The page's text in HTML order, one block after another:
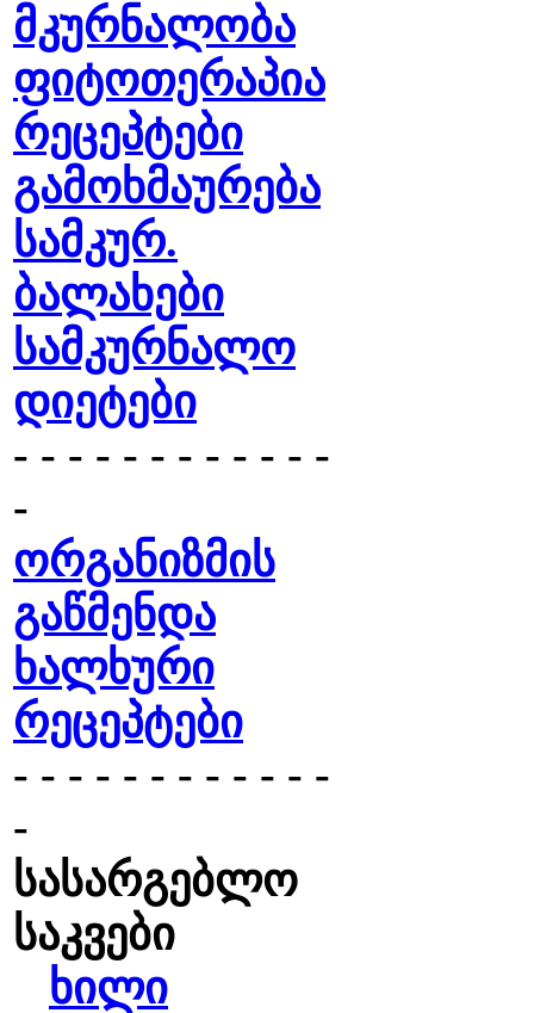
მკურნალობა
ფიტოთერაპია
რეცეპტები
გამოხმაურება
სამკურ.
ბალახები
სამკურნალო
დიეტები
- - - - - - - - - - - -
-
ორგანიზმის
გაწმენდა
ხალხური
რეცეპტები
- - - - - - - - - - - -
-
სასარგებლო
საკვები
ხილი